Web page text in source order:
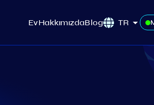
EvHakkımızdaBlog TR